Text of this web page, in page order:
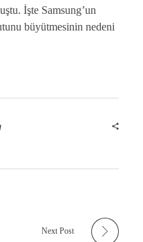
İşte Samsung’un
büyütmesinin nedeni
Next Post